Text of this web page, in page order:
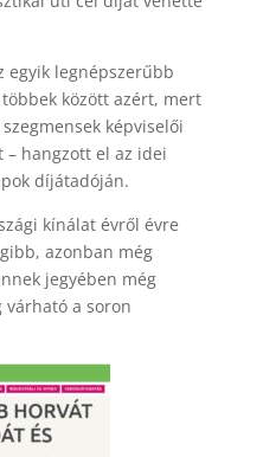
egyik legnépszerűbb
között azért, mert
képviselői
– hangzott el az idei
díjátadóján.
kínálat évről évre
azonban még
jegyében még
várható a soron